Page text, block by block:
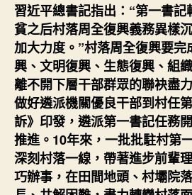
習近平總書記指出：“第一書
貧之后村落周全復興義務異樣
加大力度。”村落周全復興要
興、文明復興、生態復興、組
離不開下層干部群眾的聯袂盡
做好遴派機關優良干部到村任
訴》印發，遴派第一書記任務
推進。10年來，一批批駐村第
深刻村落一線，帶著進步前輩
巧辦事，在田間地頭、村壩院